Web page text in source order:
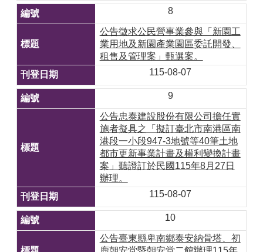
8
公告徵求公民營事業參與「新園工
業用地及新園產業園區委託開發、
租售及管理案」甄選案。
115-08-07
9
公告忠泰建設股份有限公司擔任實
施者擬具之「擬訂臺北市南港區南
港段一小段947-3地號等40筆土地
都市更新事業計畫及權利變換計畫
案」聽證訂於民國115年8月27日
辦理。
115-08-07
10
公告臺東縣卑南鄉泰安納骨塔、初